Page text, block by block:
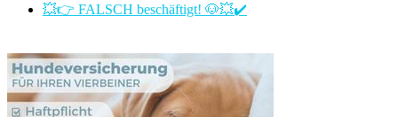
💥👉 FALSCH beschäftigt! 🐶💥✔️